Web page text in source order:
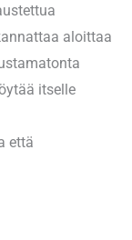
aloittaa
itselle
että